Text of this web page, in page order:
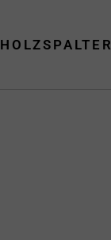
HOLZSPALTER